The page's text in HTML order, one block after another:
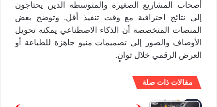
أصحاب المشاريع الصغيرة والمتوسطة الذين يحتاجون
إلى نتائج احترافية مع وقت تنفيذ أقل. وتوضح بعض
المنصات المتخصصة أن الذكاء الاصطناعي يمكنه تحويل
الأوصاف والصور إلى تصميمات منيو جاهزة للطباعة أو
العرض الرقمي خلال ثوانٍ.
مقالات ذات صلة